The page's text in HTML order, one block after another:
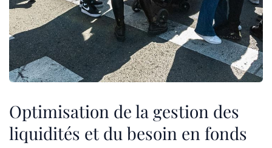
Optimisation de la gestion des
liquidités et du besoin en fonds